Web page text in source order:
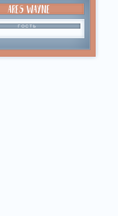
ARES WAYNE
ГОСТЬ